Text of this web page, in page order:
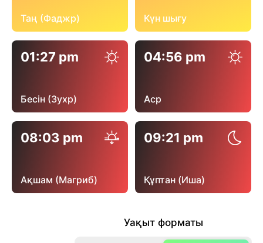
Таң (Фаджр) Күн шығу
01:27 pm
Бесін (Зухр)
04:56 pm
Аср
08:03 pm
Ақшам (Магриб)
09:21 pm
Құптан (Иша)
Уақыт форматы